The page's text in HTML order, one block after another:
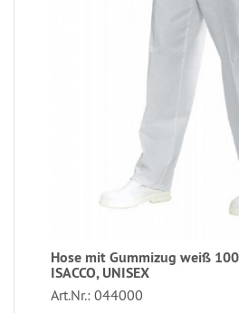
Hose mit Gummizug weiß
ISACCO, UNISEX
Art.Nr.: 044000